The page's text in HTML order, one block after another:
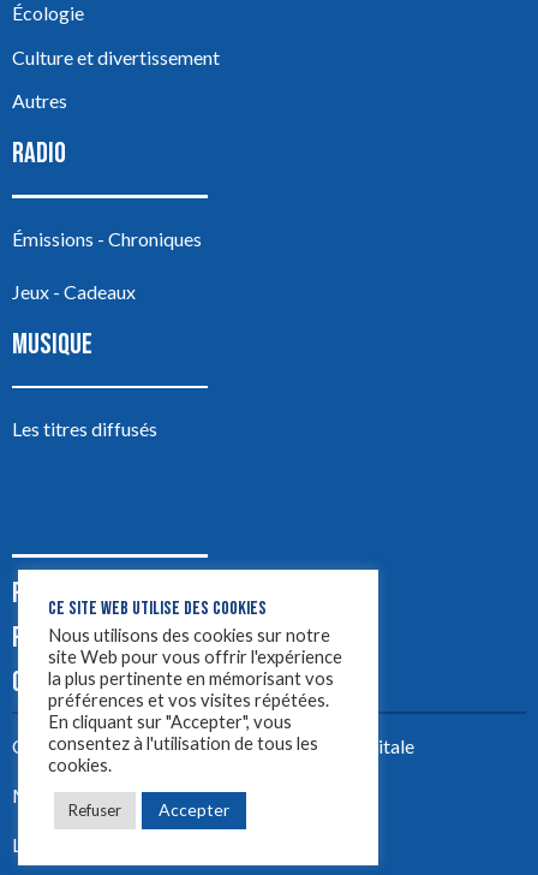
Écologie
Culture et divertissement
Autres
RADIO
Émissions - Chroniques
Jeux - Cadeaux
MUSIQUE
Les titres diffusés
PODCASTS
PUB
CONTACT
Créez votre site avecYellowtie – Agence Digitale
Mentions légales
LYON 1ère 2023 ©
CE SITE WEB UTILISE DES COOKIES
Nous utilisons des cookies sur notre
site Web pour vous offrir l'expérience
la plus pertinente en mémorisant vos
préférences et vos visites répétées.
En cliquant sur "Accepter", vous
consentez à l'utilisation de tous les
cookies.
Refuser Accepter